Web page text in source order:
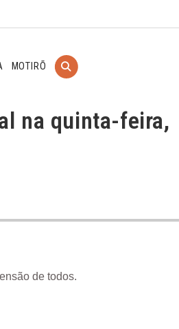
MOTIRÕ
na quinta-feira,
de todos.